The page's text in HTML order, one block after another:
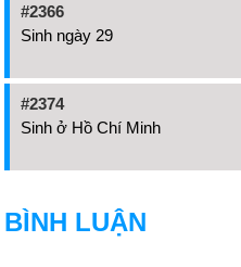
#2366
Sinh ngày 29
#2374
Sinh ở Hồ Chí Minh
BÌNH LUẬN